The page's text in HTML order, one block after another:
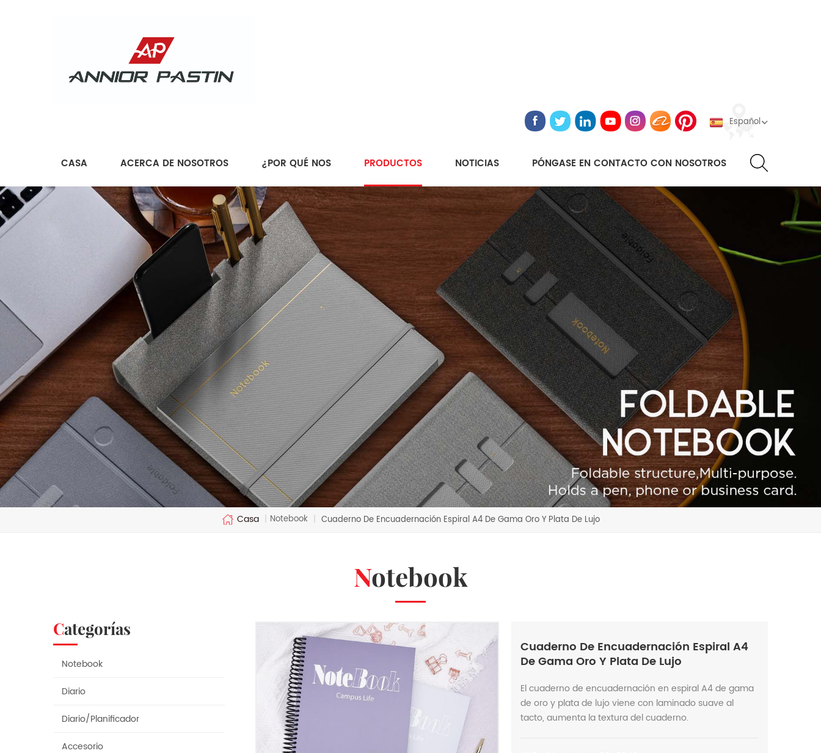
Español
CASA ACERCA DE NOSOTROS ¿POR QUÉ NOS PRODUCTOS NOTICIAS PÓNGASE EN CONTACTO CON NOSOTROS
Casa | Notebook | Cuaderno De Encuadernación Espiral A4 De Gama Oro Y Plata De Lujo
Notebook
Categorías
Notebook
Diario
Diario/Planificador
Accesorio
Cuaderno De Encuadernación Espiral A4
De Gama Oro Y Plata De Lujo
El cuaderno de encuadernación en espiral A4 de gama
de oro y plata de lujo viene con laminado suave al
tacto, aumenta la textura del cuaderno.